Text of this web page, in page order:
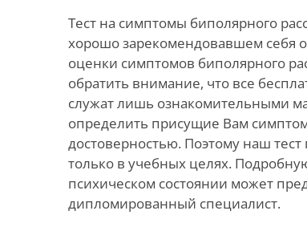
Тест на симптомы биполярного
хорошо зарекомендовавшем себя
оценки симптомов биполярного
обратить внимание, что все
служат лишь ознакомительными
определить присущие Вам
достоверностью. Поэтому наш
только в учебных целях.
психическом состоянии может
дипломированный специалист.